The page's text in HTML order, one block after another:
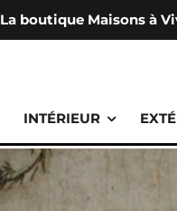
La boutique Maisons à
INTÉRIEUR